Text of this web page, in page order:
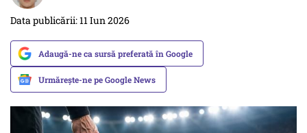
Data publicării: 11 Iun 2026
Adaugă-ne ca sursă preferată în Google
Urmărește-ne pe Google News